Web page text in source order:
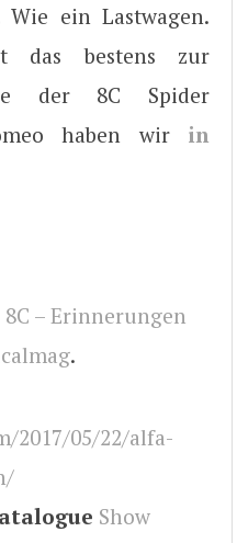
Wie ein Lastwagen.
das bestens zur
der 8C Spider
haben wir in
– Erinnerungen
.
2017/05/22/alfa-
Show